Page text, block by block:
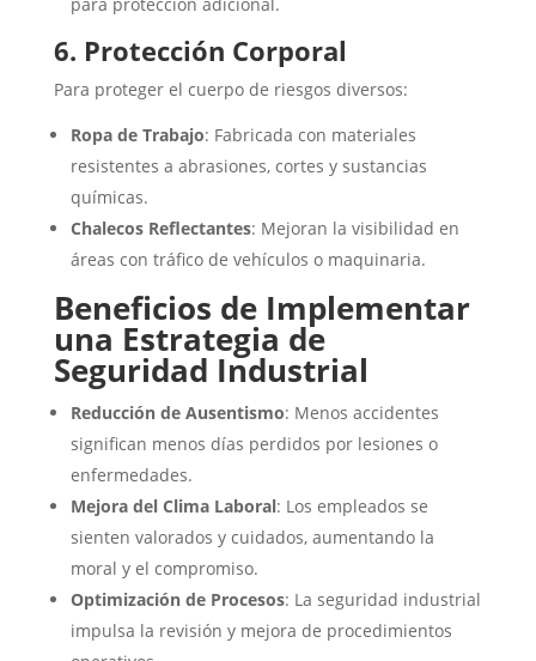
6. Protección Corporal
Para proteger el cuerpo de riesgos diversos:
Ropa de Trabajo: Fabricada con materiales
resistentes a abrasiones, cortes y sustancias
químicas.
Chalecos Reflectantes: Mejoran la visibilidad en
áreas con tráfico de vehículos o maquinaria.
Beneficios de Implementar
una Estrategia de
Seguridad Industrial
Reducción de Ausentismo: Menos accidentes
significan menos días perdidos por lesiones o
enfermedades.
Mejora del Clima Laboral: Los empleados se
sienten valorados y cuidados, aumentando la
moral y el compromiso.
Optimización de Procesos: La seguridad industrial
impulsa la revisión y mejora de procedimientos